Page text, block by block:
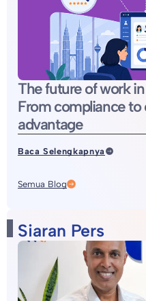
The future of work
From compliance
advantage
Baca Selengkapnya
Semua Blog
Siaran Pers